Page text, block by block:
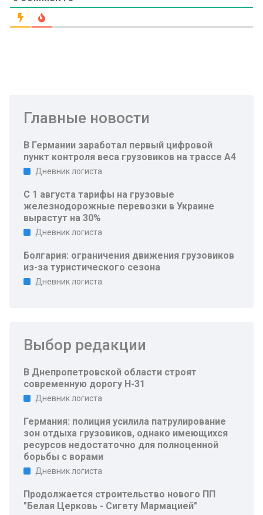
Главные новости
В Германии заработал первый цифровой
пункт контроля веса грузовиков на трассе A4
Дневник логиста
С 1 августа тарифы на грузовые
железнодорожные перевозки в Украине
вырастут на 30%
Дневник логиста
Болгария: ограничения движения грузовиков
из-за туристического сезона
Дневник логиста
Выбор редакции
В Днепропетровской области строят
современную дорогу Н-31
Дневник логиста
Германия: полиция усилила патрулирование
зон отдыха грузовиков, однако имеющихся
ресурсов недостаточно для полноценной
борьбы с ворами
Дневник логиста
Продолжается строительство нового ПП
"Белая Церковь - Сигету Мармацией"